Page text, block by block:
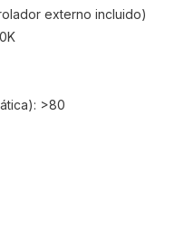
externo incluido)
>80